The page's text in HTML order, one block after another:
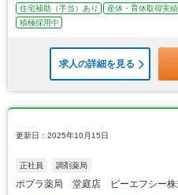
住宅補助（手当）あり
産休・育休取得実
積極採用中
求人の詳細を見る
更新日：2025年10月15日
正社員 調剤薬局
ポプラ薬局 堂庭店 ピーエフシー株